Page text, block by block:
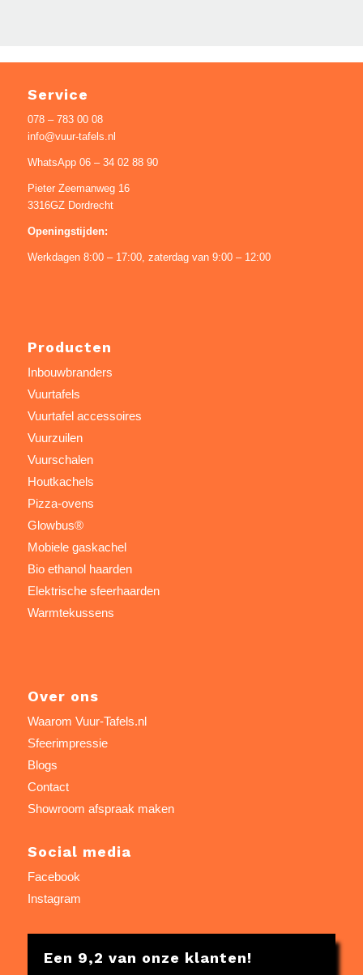
Service
078 – 783 00 08
info@vuur-tafels.nl
WhatsApp 06 – 34 02 88 90
Pieter Zeemanweg 16
3316GZ Dordrecht
Openingstijden:
Werkdagen 8:00 – 17:00, zaterdag van 9:00 – 12:00
Producten
Inbouwbranders
Vuurtafels
Vuurtafel accessoires
Vuurzuilen
Vuurschalen
Houtkachels
Pizza-ovens
Glowbus®
Mobiele gaskachel
Bio ethanol haarden
Elektrische sfeerhaarden
Warmtekussens
Over ons
Waarom Vuur-Tafels.nl
Sfeerimpressie
Blogs
Contact
Showroom afspraak maken
Social media
Facebook
Instagram
Een 9,2 van onze klanten!